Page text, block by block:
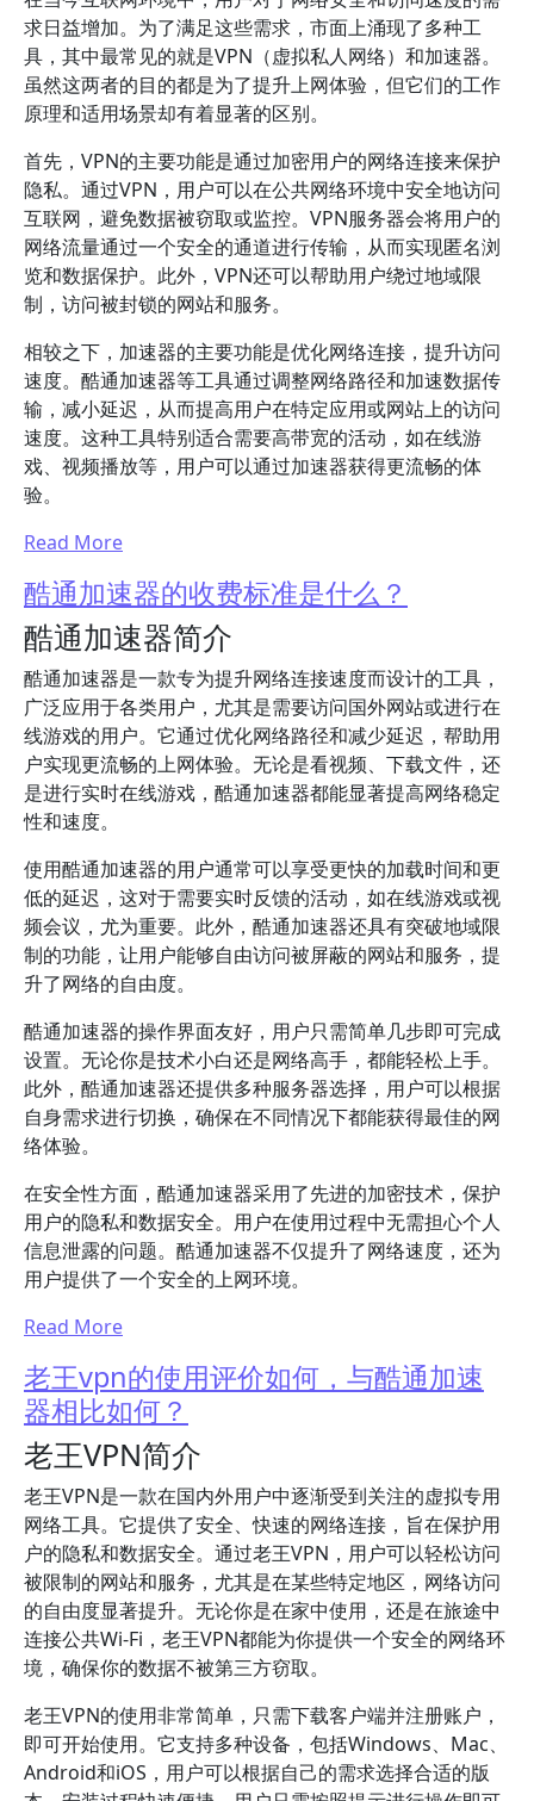
求日益增加。为了满足这些需求，市面上涌现了多种工
具，其中最常见的就是VPN（虚拟私人网络）和加速器。
虽然这两者的目的都是为了提升上网体验，但它们的工作
原理和适用场景却有着显著的区别。
首先，VPN的主要功能是通过加密用户的网络连接来保护
隐私。通过VPN，用户可以在公共网络环境中安全地访问
互联网，避免数据被窃取或监控。VPN服务器会将用户的
网络流量通过一个安全的通道进行传输，从而实现匿名浏
览和数据保护。此外，VPN还可以帮助用户绕过地域限
制，访问被封锁的网站和服务。
相较之下，加速器的主要功能是优化网络连接，提升访问
速度。酷通加速器等工具通过调整网络路径和加速数据传
输，减小延迟，从而提高用户在特定应用或网站上的访问
速度。这种工具特别适合需要高带宽的活动，如在线游
戏、视频播放等，用户可以通过加速器获得更流畅的体
验。
Read More
酷通加速器的收费标准是什么？
酷通加速器简介
酷通加速器是一款专为提升网络连接速度而设计的工具，
广泛应用于各类用户，尤其是需要访问国外网站或进行在
线游戏的用户。它通过优化网络路径和减少延迟，帮助用
户实现更流畅的上网体验。无论是看视频、下载文件，还
是进行实时在线游戏，酷通加速器都能显著提高网络稳定
性和速度。
使用酷通加速器的用户通常可以享受更快的加载时间和更
低的延迟，这对于需要实时反馈的活动，如在线游戏或视
频会议，尤为重要。此外，酷通加速器还具有突破地域限
制的功能，让用户能够自由访问被屏蔽的网站和服务，提
升了网络的自由度。
酷通加速器的操作界面友好，用户只需简单几步即可完成
设置。无论你是技术小白还是网络高手，都能轻松上手。
此外，酷通加速器还提供多种服务器选择，用户可以根据
自身需求进行切换，确保在不同情况下都能获得最佳的网
络体验。
在安全性方面，酷通加速器采用了先进的加密技术，保护
用户的隐私和数据安全。用户在使用过程中无需担心个人
信息泄露的问题。酷通加速器不仅提升了网络速度，还为
用户提供了一个安全的上网环境。
Read More
老王vpn的使用评价如何，与酷通加速
器相比如何？
老王VPN简介
老王VPN是一款在国内外用户中逐渐受到关注的虚拟专用
网络工具。它提供了安全、快速的网络连接，旨在保护用
户的隐私和数据安全。通过老王VPN，用户可以轻松访问
被限制的网站和服务，尤其是在某些特定地区，网络访问
的自由度显著提升。无论你是在家中使用，还是在旅途中
连接公共Wi-Fi，老王VPN都能为你提供一个安全的网络环
境，确保你的数据不被第三方窃取。
老王VPN的使用非常简单，只需下载客户端并注册账户，
即可开始使用。它支持多种设备，包括Windows、Mac、
Android和iOS，用户可以根据自己的需求选择合适的版